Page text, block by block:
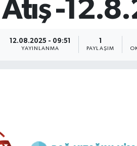
-
12.08.2025 - 09:51
YAYINLANMA
1
PAYLAŞIM